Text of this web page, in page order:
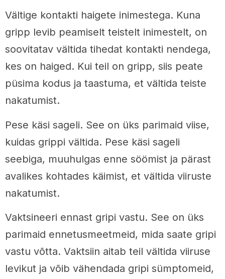
Vältige kontakti haigete inimestega. Kuna
gripp levib peamiselt teistelt inimestelt, on
soovitatav vältida tihedat kontakti nendega,
kes on haiged. Kui teil on gripp, siis peate
püsima kodus ja taastuma, et vältida teiste
nakatumist.
Pese käsi sageli. See on üks parimaid viise,
kuidas grippi vältida. Pese käsi sageli
seebiga, muuhulgas enne söömist ja pärast
avalikes kohtades käimist, et vältida viiruste
nakatumist.
Vaktsineeri ennast gripi vastu. See on üks
parimaid ennetusmeetmeid, mida saate gripi
vastu võtta. Vaktsiin aitab teil vältida viiruse
levikut ja võib vähendada gripi sümptomeid,